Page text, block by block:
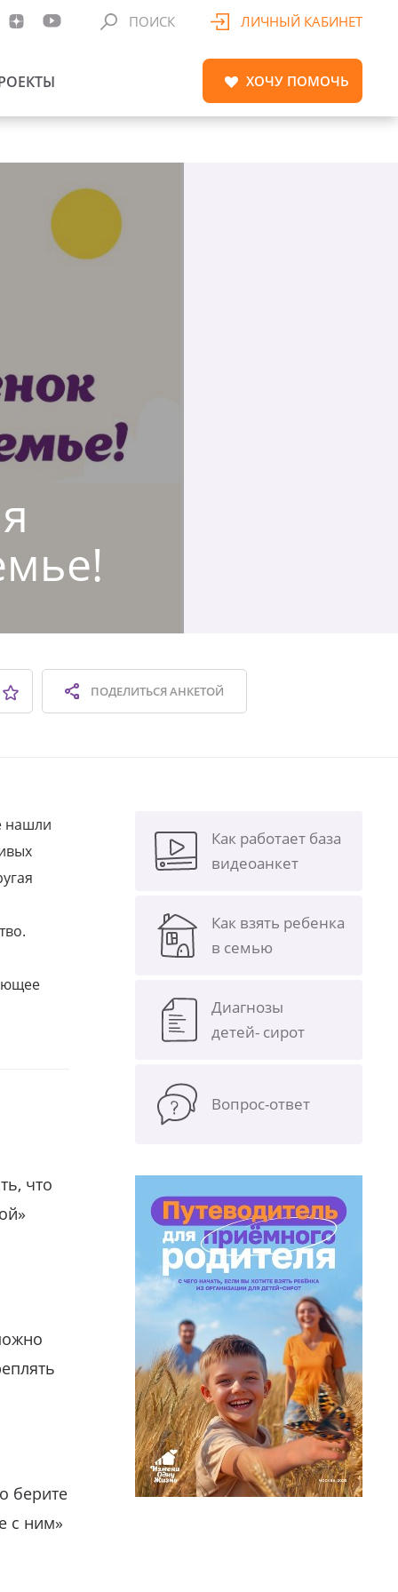
ПОИСК ЛИЧНЫЙ КАБИНЕТ
ХОЧУ ПОМОЧЬ
ПОДЕЛИТЬСЯАНКЕТОЙ
нашли
что
берите
с ним»
Как работает база
видеоанкет
Как взять ребенка
в семью
Диагнозы
детей- сирот
Вопрос-ответ